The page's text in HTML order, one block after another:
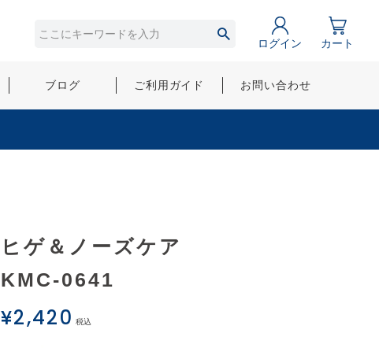
ログイン カート
ブログ ご利用ガイド お問い合わせ
ヒゲ＆ノーズケア
KMC-0641
¥2,420 税込